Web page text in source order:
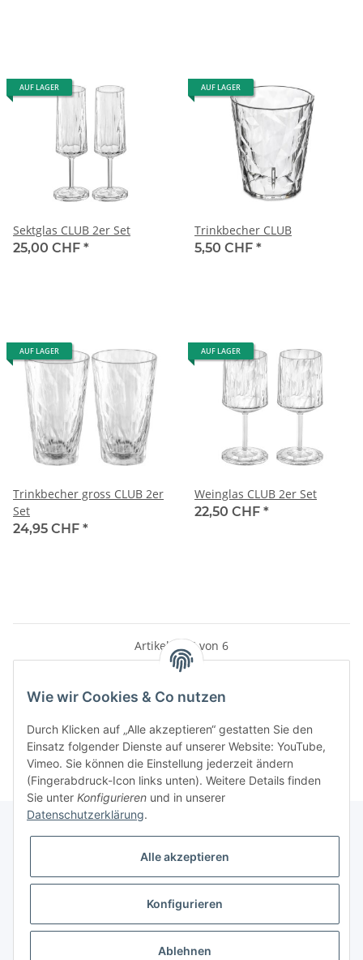
AUF LAGER
Sektglas CLUB 2er Set
25,00 CHF *
AUF LAGER
Trinkbecher CLUB
5,50 CHF *
AUF LAGER
Trinkbecher gross CLUB 2er
Set
24,95 CHF *
AUF LAGER
Weinglas CLUB 2er Set
22,50 CHF *
Artikel 1 - 6 von 6
Kategorien
Gesetzliche Informationen
* Alle Preise inkl. gesetzlicher USt., zzgl.Versand
Wie wir Cookies & Co nutzen
Durch Klicken auf „Alle akzeptieren“ gestatten Sie den
Einsatz folgender Dienste auf unserer Website: YouTube,
Vimeo. Sie können die Einstellung jederzeit ändern
(Fingerabdruck-Icon links unten). Weitere Details finden
Sie unter Konfigurieren und in unserer
Datenschutzerklärung.
Alle akzeptieren
Konfigurieren
Ablehnen